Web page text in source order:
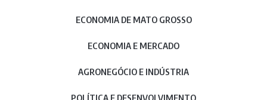
ECONOMIA DE MATO GROSSO
ECONOMIA E MERCADO
AGRONEGÓCIO E INDÚSTRIA
POLÍTICA E DESENVOLVIMENTO